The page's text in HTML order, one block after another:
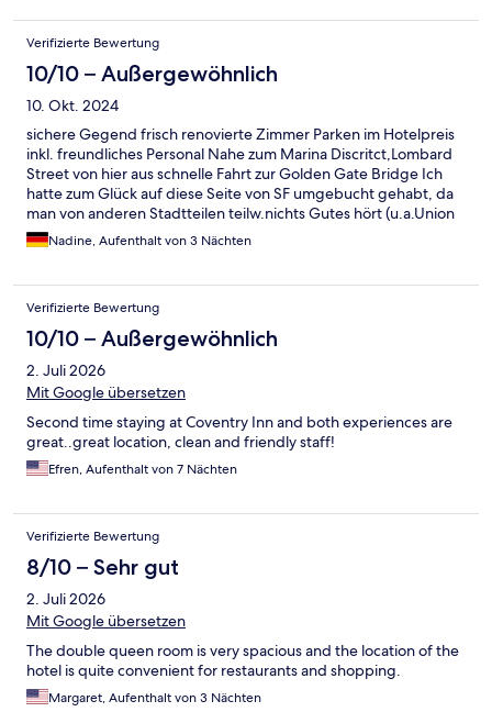
Musik gespielt und man konnte mit Ohrstöpsel nur schwer
schlafen. Wenn man selbst feiern will ist das Hotel klasse, da
zahlreiche Pubs, Kneipen, Restaurants in 5-10 Minuten
Entfernung zu Fuß erreichbar sind.
Verifizierte Bewertung
10/10 – Außergewöhnlich
10. Okt. 2024
sichere Gegend frisch renovierte Zimmer Parken im Hotelpreis
inkl. freundliches Personal Nahe zum Marina Discritct,Lombard
Street von hier aus schnelle Fahrt zur Golden Gate Bridge Ich
hatte zum Glück auf diese Seite von SF umgebucht gehabt, da
man von anderen Stadtteilen teilw.nichts Gutes hört (u.a.Union
Square). Das Hotel ist älter,aber die Zimmer waren tip top neu
renoviert und sehr sauber. Wir hatten ein Zimmer zur
gut schlafen.Preis/Leistung für eine Grosstadt war
unschlagbar…viel billiger als in anderen amerik.Grosstädten.
Das Hotel hier für 3xÜbernachtungen war ein Schnappen
(Oktober). Ich würde es wieder buchen :-) von hier aus lässt es
sich gut bis zur Lombardstreet zu Fuss gehen und von dort kann
man in die Cable Car steigen/Richtung Union Square
Fisherman‘s Wharf nehmen (ich empfehle den Tagespass für
13Dollar zu kaufen/damit kann man auch Bus fahren)
Nadine, Aufenthalt von 3 Nächten
Verifizierte Bewertung
10/10 – Außergewöhnlich
2. Juli 2026
Mit Google übersetzen
Second time staying at Coventry Inn and both experiences are
great..great location, clean and friendly staff!
Efren, Aufenthalt von 7 Nächten
Verifizierte Bewertung
8/10 – Sehr gut
2. Juli 2026
Mit Google übersetzen
The double queen room is very spacious and the location of the
hotel is quite convenient for restaurants and shopping.
Margaret, Aufenthalt von 3 Nächten